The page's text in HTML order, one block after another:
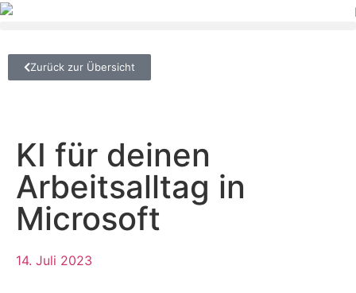
Zurück zur Übersicht
KI für deinen
Arbeitsalltag in
Microsoft
14. Juli 2023